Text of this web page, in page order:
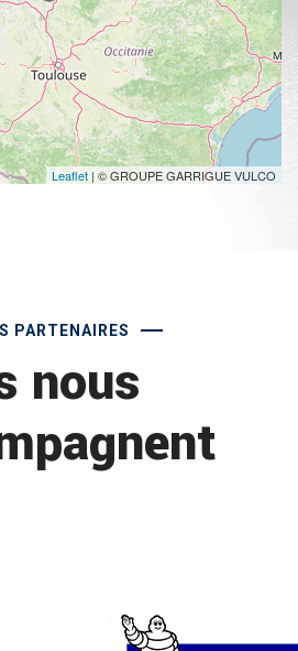
Leaflet | © GROUPE GARRIGUE VULCO
PARTENAIRES
nous